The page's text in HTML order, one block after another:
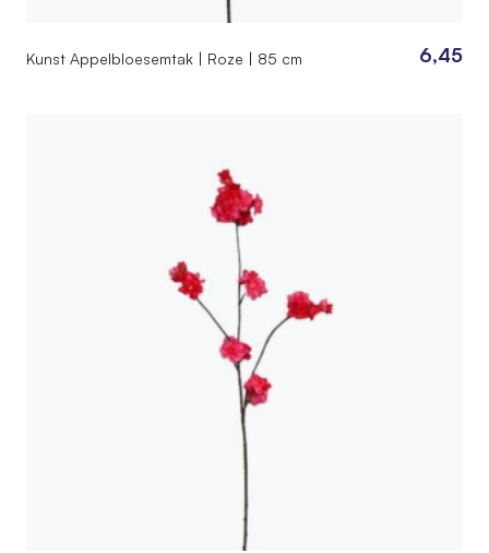
Kunst Appelbloesemtak | Roze | 85 cm 6,45